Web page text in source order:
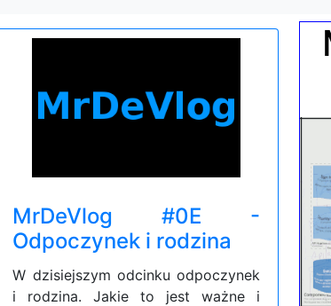
MrDeVlog #0E -
Odpoczynek i rodzina
W dzisiejszym odcinku odpoczynek
i rodzina. Jakie to jest ważne i